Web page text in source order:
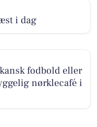
i dag
fodbold eller
nørklecafé i